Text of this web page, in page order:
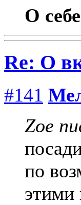
О
Re: О
#141
Zoe
по
этими